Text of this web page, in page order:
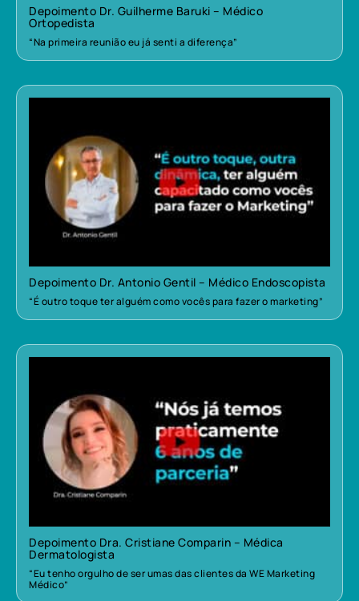
Depoimento Dr. Guilherme Baruki – Médico
Ortopedista
“Na primeira reunião eu já senti a diferença”
Depoimento Dr. Antonio Gentil – Médico Endoscopista
“É outro toque ter alguém como vocês para fazer o marketing”
Depoimento Dra. Cristiane Comparin – Médica
Dermatologista
“Eu tenho orgulho de ser umas das clientes da WE Marketing
Médico”